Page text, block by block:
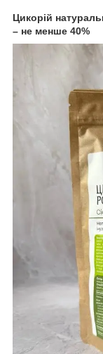
Цикорій
– не менше 40%